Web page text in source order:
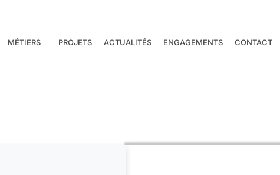
MÉTIERS PROJETS ACTUALITÉS ENGAGEMENTS CONTACT